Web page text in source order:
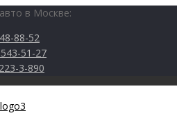
в Москве:
88-52
51-27
3-890